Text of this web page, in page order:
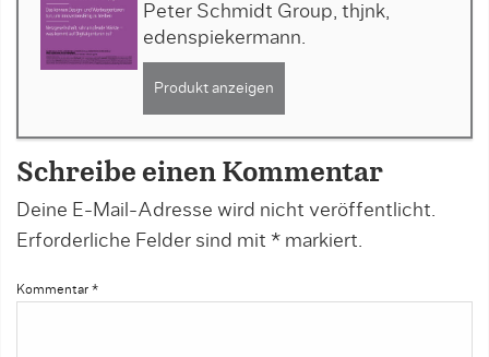
Peter Schmidt Group, thjnk,
edenspiekermann.
Produkt anzeigen
Schreibe einen Kommentar
Deine E-Mail-Adresse wird nicht veröffentlicht.
Erforderliche Felder sind mit * markiert.
Kommentar *